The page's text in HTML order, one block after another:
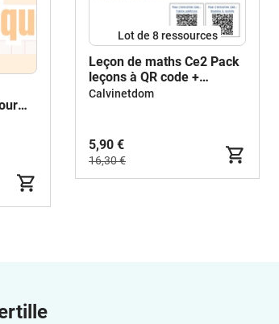
Lot de 8 ressources
Leçon de maths Ce2 Pack
leçons à QR code +
applications
Calvinetdom
5,90 €
16,30 €